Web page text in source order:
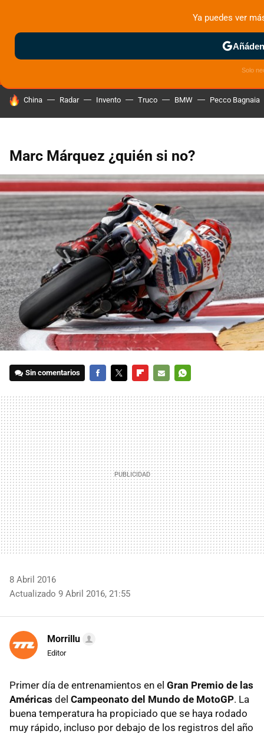
MENÚ NUEVO
MOTOS ELÉCTRICAS
HOY SE HABLA DE
China Radar Invento Truco BMW Pecco Bagnaia
Marc Márquez ¿quién si no?
Sin comentarios
MAIL
8 Abril 2016
Actualizado 9 Abril 2016, 21:55
Morrillu
Editor
Primer día de entrenamientos en el Gran Premio de las
Américas del Campeonato del Mundo de MotoGP. La
buena temperatura ha propiciado que se haya rodado
muy rápido, incluso por debajo de los registros del año
Ya puedes ver
Solo